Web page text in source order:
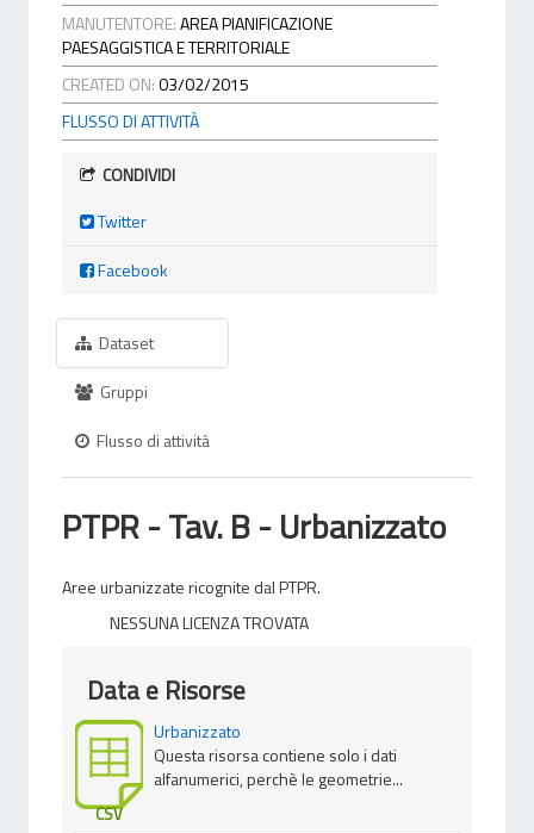
MANUTENTORE:AREA PIANIFICAZIONE
PAESAGGISTICA E TERRITORIALE
CREATED ON:03/02/2015
FLUSSO DI ATTIVITÀ
CONDIVIDI
Twitter
Facebook
Dataset
Gruppi
Flusso di attività
PTPR - Tav. B - Urbanizzato
Aree urbanizzate ricognite dal PTPR.
NESSUNA LICENZA TROVATA
Data e Risorse
CSV
Urbanizzato
Questa risorsa contiene solo i dati
alfanumerici, perchè le geometrie...